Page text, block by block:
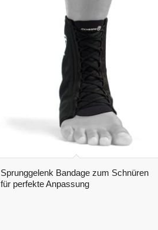
Sprunggelenk Bandage zum Schnüren
für perfekte Anpassung